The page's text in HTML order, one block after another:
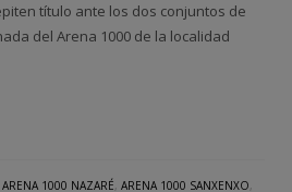
título ante los dos conjuntos de
del Arena 1000 de la localidad
ARENA 1000 NAZARÉ, ARENA 1000 SANXENXO,